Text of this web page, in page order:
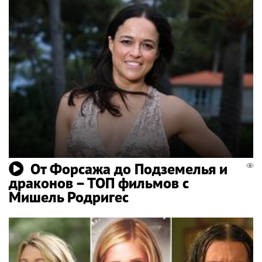
От Форсажа до Подземелья и
драконов – ТОП фильмов с
Мишель Родригес